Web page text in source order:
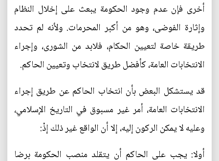
أخرى فإن عدم وجود الحكومة يبعث على إخلال النظام
وإثارة الفوضى، وهو من أكبر المحرمات. ولأنه لم تحدد
طريقة خاصة لتعيين الحكام، فلابد من الشورى، وإجراء
الانتخابات العامة، كأفضل طريق لانتخاب وتعيين الحاكم.
قد يستشكل البعض بأن انتخاب الحاكم عن طريق إجراء
الانتخابات العامة، أمر غير مسبوق في التاريخ الإسلامي،
وعليه لا يمكن الركون إليه، إلا أن الواقع غير ذلك إذْ:
أولا: يجب على الحاكم أن يتقلد منصب الحكومة برضا